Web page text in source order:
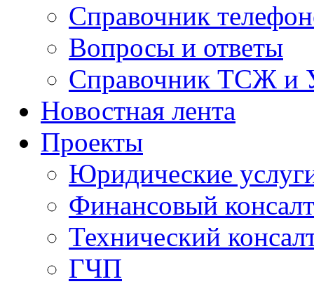
Справочник
Вопросы и ответы
Справочник ТСЖ и
Новостная лента
Проекты
Юридические
Финансовый
Технический
ГЧП